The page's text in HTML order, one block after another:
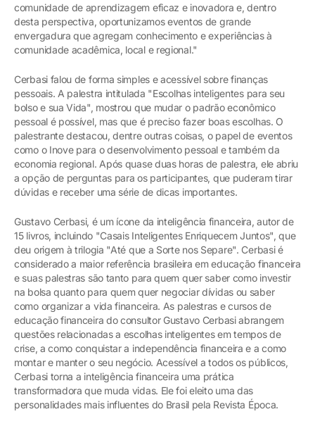
comunidade de aprendizagem eficaz e inovadora e, dentro
desta perspectiva, oportunizamos eventos de grande
envergadura que agregam conhecimento e experiências à
comunidade acadêmica, local e regional."
Cerbasi falou de forma simples e acessível sobre finanças
pessoais. A palestra intitulada "Escolhas inteligentes para seu
bolso e sua Vida", mostrou que mudar o padrão econômico
pessoal é possível, mas que é preciso fazer boas escolhas. O
palestrante destacou, dentre outras coisas, o papel de eventos
como o Inove para o desenvolvimento pessoal e também da
economia regional. Após quase duas horas de palestra, ele abriu
a opção de perguntas para os participantes, que puderam tirar
dúvidas e receber uma série de dicas importantes.
Gustavo Cerbasi, é um ícone da inteligência financeira, autor de
15 livros, incluindo "Casais Inteligentes Enriquecem Juntos", que
deu origem à trilogia "Até que a Sorte nos Separe". Cerbasi é
considerado a maior referência brasileira em educação financeira
e suas palestras são tanto para quem quer saber como investir
na bolsa quanto para quem quer negociar dívidas ou saber
como organizar a vida financeira. As palestras e cursos de
educação financeira do consultor Gustavo Cerbasi abrangem
questões relacionadas a escolhas inteligentes em tempos de
crise, a como conquistar a independência financeira e a como
montar e manter o seu negócio. Acessível a todos os públicos,
Cerbasi torna a inteligência financeira uma prática
transformadora que muda vidas. Ele foi eleito uma das
personalidades mais influentes do Brasil pela Revista Época.